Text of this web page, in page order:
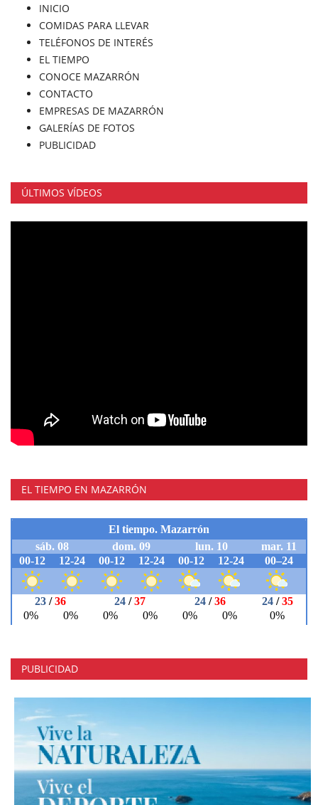
INICIO
COMIDAS PARA LLEVAR
TELÉFONOS DE INTERÉS
EL TIEMPO
CONOCE MAZARRÓN
CONTACTO
EMPRESAS DE MAZARRÓN
GALERÍAS DE FOTOS
PUBLICIDAD
ÚLTIMOS VÍDEOS
EL TIEMPO EN MAZARRÓN
PUBLICIDAD